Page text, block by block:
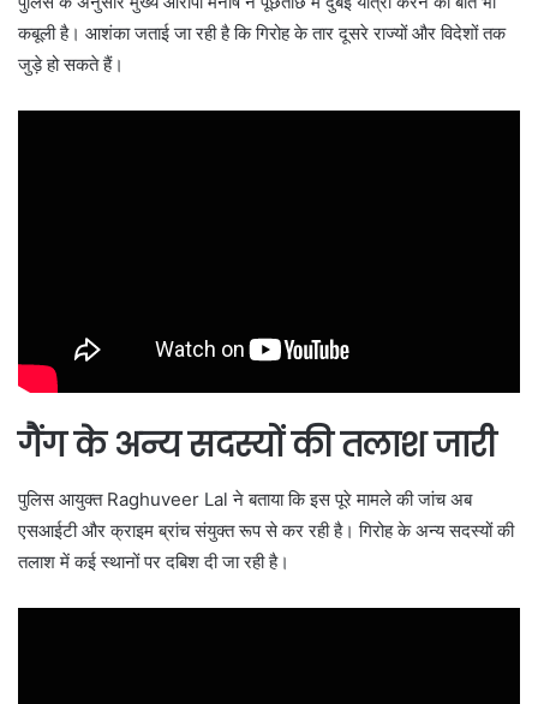
कबूली है। आशंका जताई जा रही है कि गिरोह के तार दूसरे राज्यों और विदेशों तक
जुड़े हो सकते हैं।
गैंग के अन्य सदस्यों की तलाश जारी
पुलिस आयुक्त Raghuveer Lal ने बताया कि इस पूरे मामले की जांच अब
एसआईटी और क्राइम ब्रांच संयुक्त रूप से कर रही है। गिरोह के अन्य सदस्यों की
तलाश में कई स्थानों पर दबिश दी जा रही है।